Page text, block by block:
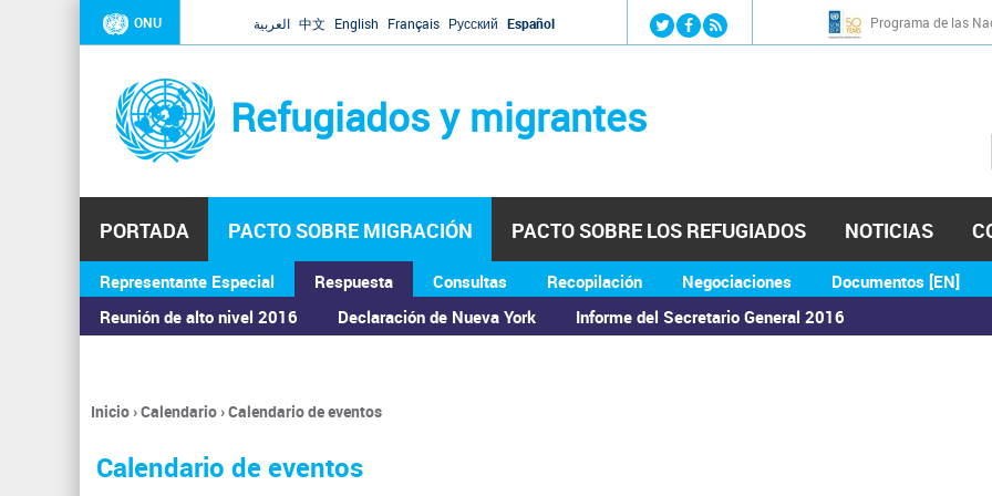
Jump to navigation
ONU العربية 中文 English Français Русский Español Programa de las
Refugiados y migrantes
PORTADA PACTO SOBRE MIGRACIÓN
Representante Especial
Respuesta
Reunión de alto nivel 2016
Declaración de Nueva York Informe del Secretario General 2016
Consultas Recopilación Negociaciones Documentos [EN]
PACTO SOBRE LOS REFUGIADOS NOTICIAS
ASAMBLEA GENERAL
Se
encuentra
usted
Inicio›Calendario›Calendario de eventos
Calendario de eventos